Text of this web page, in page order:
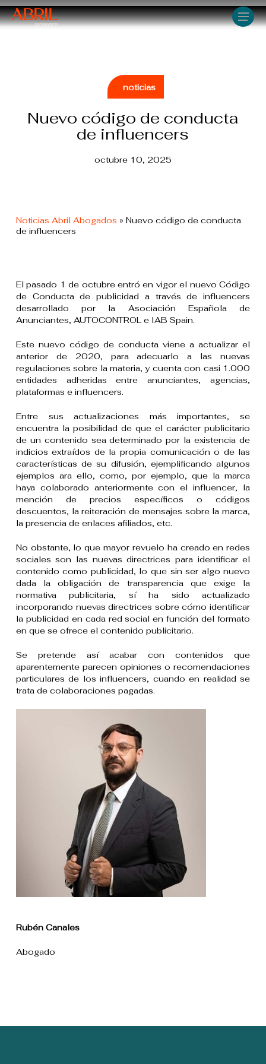
Skip
to
main
Menu
noticias
Nuevo código de conducta
de influencers
octubre 10, 2025
Noticias Abril Abogados » Nuevo código de conducta
de influencers
El pasado 1 de octubre entró en vigor el nuevo Código
de Conducta de publicidad a través de influencers
desarrollado por la Asociación Española de
Anunciantes, AUTOCONTROL e IAB Spain.
Este nuevo código de conducta viene a actualizar el
anterior de 2020, para adecuarlo a las nuevas
regulaciones sobre la materia, y cuenta con casi 1.000
entidades adheridas entre anunciantes, agencias,
plataformas e influencers.
Entre sus actualizaciones más importantes, se
encuentra la posibilidad de que el carácter publicitario
de un contenido sea determinado por la existencia de
indicios extraídos de la propia comunicación o de las
características de su difusión, ejemplificando algunos
ejemplos ara ello, como, por ejemplo, que la marca
haya colaborado anteriormente con el influencer, la
mención de precios específicos o códigos
descuentos, la reiteración de mensajes sobre la marca,
la presencia de enlaces afiliados, etc.
No obstante, lo que mayor revuelo ha creado en redes
sociales son las nuevas directrices para identificar el
contenido como publicidad, lo que sin ser algo nuevo
dada la obligación de transparencia que exige la
normativa publicitaria, sí ha sido actualizado
incorporando nuevas directrices sobre cómo identificar
la publicidad en cada red social en función del formato
en que se ofrece el contenido publicitario.
Se pretende así acabar con contenidos que
aparentemente parecen opiniones o recomendaciones
particulares de los influencers, cuando en realidad se
trata de colaboraciones pagadas.
Rubén Canales
Abogado